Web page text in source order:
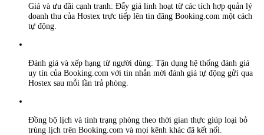
Giá và ưu đãi cạnh tranh: Đẩy giá linh hoạt từ các tích hợp quản lý
doanh thu của Hostex trực tiếp lên tin đăng Booking.com một cách
tự động.
Đánh giá và xếp hạng từ người dùng: Tận dụng hệ thống đánh giá
uy tín của Booking.com với tin nhắn mời đánh giá tự động gửi qua
Hostex sau mỗi lần trả phòng.
Đồng bộ lịch và tình trạng phòng theo thời gian thực giúp loại bỏ
trùng lịch trên Booking.com và mọi kênh khác đã kết nối.